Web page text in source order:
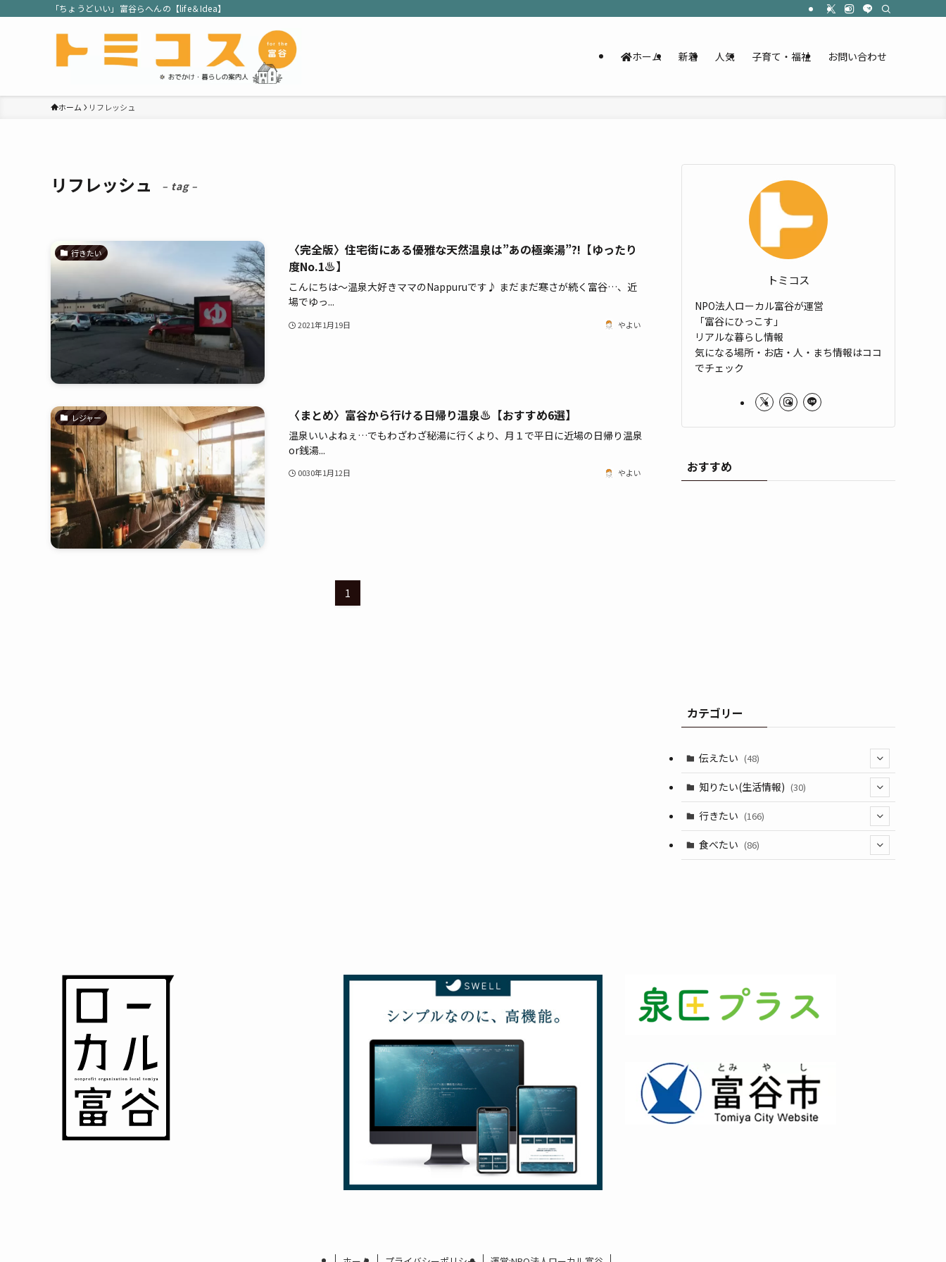
「ちょうどいい」富谷らへんの【life＆Idea】
ホーム 新着 人気 子育て・福祉 お問い合わせ
ホーム リフレッシュ
リフレッシュ – tag –
行きたい
〈完全版〉住宅街にある優雅な天然温泉は”あの極楽湯”?!【ゆったり
度No.1♨】
こんにちは～温泉大好きママのNappuruです♪ まだまだ寒さが続く富谷…、近
場でゆっ...
2021年1月19日 やよい
レジャー 〈まとめ〉富谷から行ける日帰り温泉♨【おすすめ6選】
温泉いいよねぇ…でもわざわざ秘湯に行くより、月１で平日に近場の日帰り温泉
or銭湯...
0030年1月12日 やよい
1
トミコス
NPO法人ローカル富谷が運営
「富谷にひっこす」
リアルな暮らし情報
気になる場所・お店・人・まち情報はココ
でチェック
おすすめ
カテゴリー
伝えたい (48)
(44)
(1)
知りたい(生活情報) (30)
(10)
(11)
行きたい (166)
(18)
食べたい (86)